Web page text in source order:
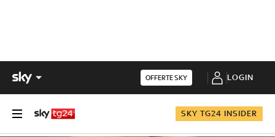
OFFERTE SKY LOGIN
SKY TG24 INSIDER